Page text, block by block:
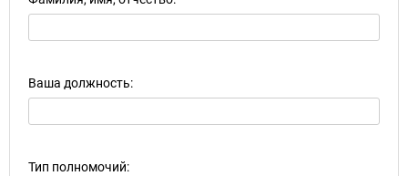
Ваша должность:
Тип полномочий: